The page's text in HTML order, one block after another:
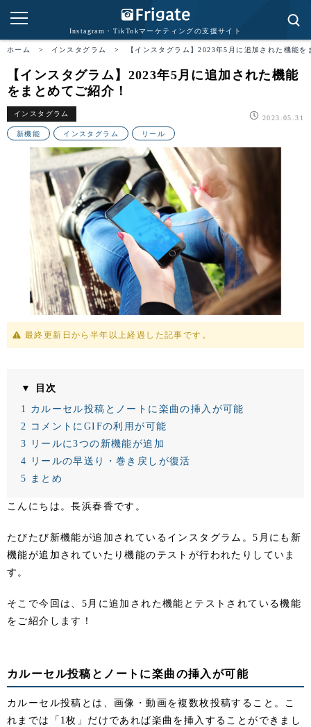
Instagram・TikTokマーケティングの支援サイト
ホーム > インスタグラム > 【インスタグラム】2023年5月に追加された機能を
【インスタグラム】2023年5月に追加された機能
をまとめてご紹介！
インスタグラム
2023.05.31
新機能 インスタグラム リール
最終更新日から半年以上経過した記事です。
▼ 目次
1 カルーセル投稿とノートに楽曲の挿入が可能
2 コメントにGIFの利用が可能
3 リールに3つの新機能が追加
4 リールの早送り・巻き戻しが復活
5 まとめ
こんにちは。長浜春香です。
たびたび新機能が追加されているインスタグラム。5月にも新
機能が追加されていたり機能のテストが行われたりしていま
す。
そこで今回は、5月に追加された機能とテストされている機能
をご紹介します！
カルーセル投稿とノートに楽曲の挿入が可能
カルーセル投稿とは、画像・動画を複数枚投稿すること。こ
れまでは「1枚」だけであれば楽曲を挿入することができまし